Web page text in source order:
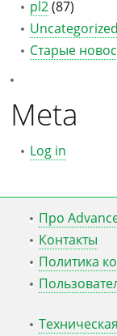
pl2(87)
Uncategorized
Старые
Meta
Log in
Про
Контакты
Политика